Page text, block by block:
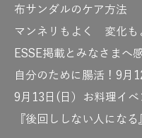
布サンダルのケア方法
マンネリもよく 変化も
ESSE掲載とみなさまへ
自分のために腸活！9月
9月13日(日）お料理イベ
『後回ししない人にな